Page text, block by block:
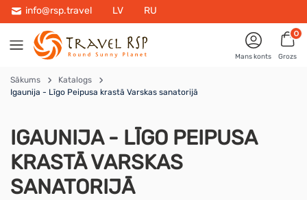
info@rsp.travel LV RU
Mans konts
0
Grozs
Sākums
Katalogs
Igaunija - Līgo Peipusa krastā Varskas sanatorijā
IGAUNIJA - LĪGO PEIPUSA
KRASTĀ VARSKAS
SANATORIJĀ